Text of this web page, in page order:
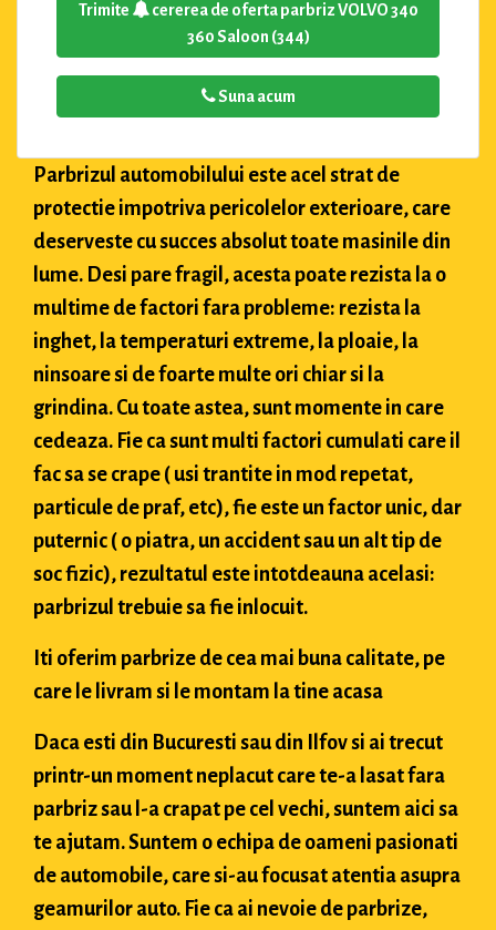
Trimite
cererea de oferta parbriz VOLVO 340
360 Saloon (344)
Suna acum
Parbrizul automobilului este acel strat de
protectie impotriva pericolelor exterioare, care
deserveste cu succes absolut toate masinile din
lume. Desi pare fragil, acesta poate rezista la o
multime de factori fara probleme: rezista la
inghet, la temperaturi extreme, la ploaie, la
ninsoare si de foarte multe ori chiar si la
grindina. Cu toate astea, sunt momente in care
cedeaza. Fie ca sunt multi factori cumulati care il
fac sa se crape ( usi trantite in mod repetat,
particule de praf, etc), fie este un factor unic, dar
puternic ( o piatra, un accident sau un alt tip de
soc fizic), rezultatul este intotdeauna acelasi:
parbrizul trebuie sa fie inlocuit.
Iti oferim parbrize de cea mai buna calitate, pe
care le livram si le montam la tine acasa
Daca esti din Bucuresti sau din Ilfov si ai trecut
printr-un moment neplacut care te-a lasat fara
parbriz sau l-a crapat pe cel vechi, suntem aici sa
te ajutam. Suntem o echipa de oameni pasionati
de automobile, care si-au focusat atentia asupra
geamurilor auto. Fie ca ai nevoie de parbrize,